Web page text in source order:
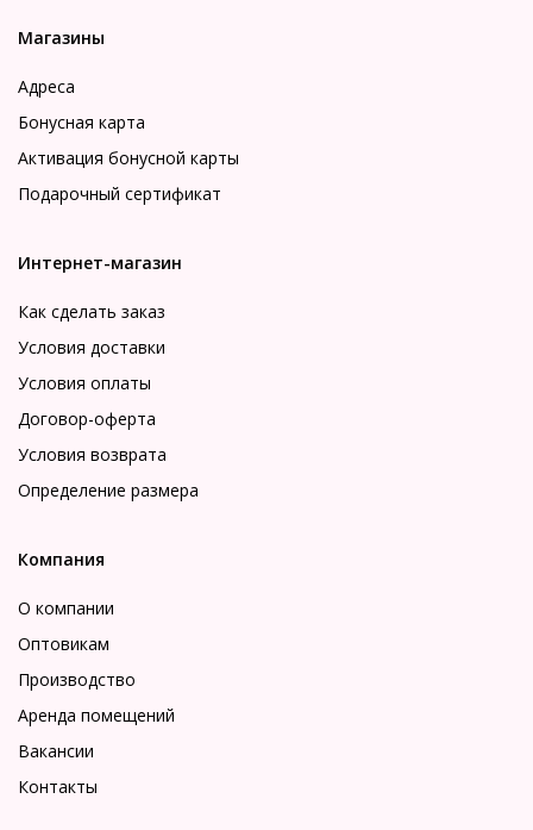
Магазины
Адреса
Бонусная карта
Активация бонусной карты
Подарочный сертификат
Интернет-магазин
Как сделать заказ
Условия доставки
Условия оплаты
Договор-оферта
Условия возврата
Определение размера
Компания
О компании
Оптовикам
Производство
Аренда помещений
Вакансии
Контакты